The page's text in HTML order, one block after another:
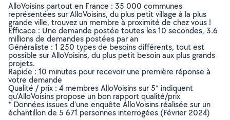
AlloVoisins partout en France : 35 000 communes
représentées sur AlloVoisins, du plus petit village à la plus
grande ville, trouvez un membre à proximité de chez vous !
Efficace : Une demande postée toutes les 10 secondes, 3.6
millions de demandes postées par an
Généraliste : 1 250 types de besoins différents, tout est
possible sur AlloVoisins, du plus petit besoin aux plus grands
projets.
Rapide : 10 minutes pour recevoir une première réponse à
votre demande
Qualité / prix : 4 membres AlloVoisins sur 5* indiquent
qu’AlloVoisins propose un bon rapport qualité/prix
* Données issues d’une enquête AlloVoisins réalisée sur un
échantillon de 5 671 personnes interrogées (Février 2024)